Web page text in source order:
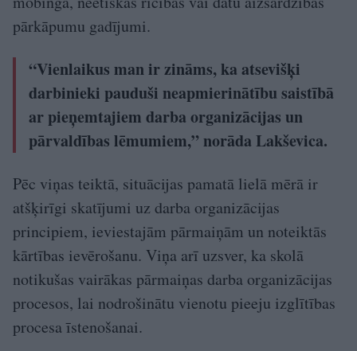
pārkāpumu gadījumi.
“Vienlaikus man ir zināms, ka atsevišķi
darbinieki pauduši neapmierinātību saistībā
ar pieņemtajiem darba organizācijas un
pārvaldības lēmumiem,” norāda Lakševica.
Pēc viņas teiktā, situācijas pamatā lielā mērā ir
atšķirīgi skatījumi uz darba organizācijas
principiem, ieviestajām pārmaiņām un noteiktās
kārtības ievērošanu. Viņa arī uzsver, ka skolā
notikušas vairākas pārmaiņas darba organizācijas
procesos, lai nodrošinātu vienotu pieeju izglītības
procesa īstenošanai.